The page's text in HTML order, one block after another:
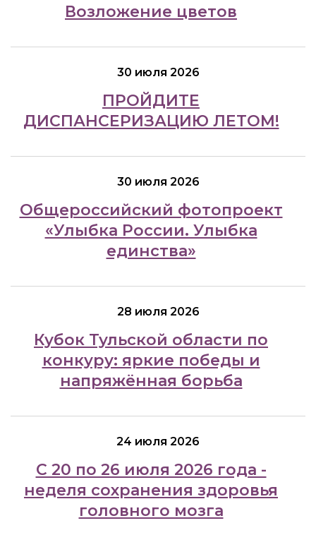
Возложение цветов
30 июля 2026
ПРОЙДИТЕ
ДИСПАНСЕРИЗАЦИЮ ЛЕТОМ!
30 июля 2026
Общероссийский фотопроект
«Улыбка России. Улыбка
единства»
28 июля 2026
Кубок Тульской области по
конкуру: яркие победы и
напряжённая борьба
24 июля 2026
С 20 по 26 июля 2026 года -
неделя сохранения здоровья
головного мозга